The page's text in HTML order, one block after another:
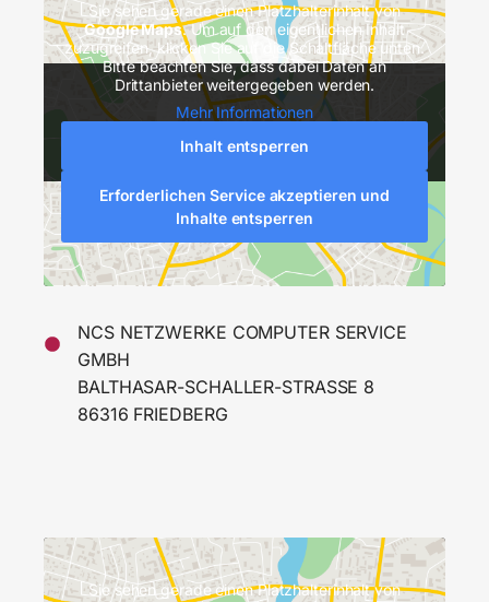
Sie sehen gerade einen Platzhalterinhalt von
Google Maps. Um auf den eigentlichen Inhalt
zuzugreifen, klicken Sie auf die Schaltfläche unten.
Bitte beachten Sie, dass dabei Daten an
Drittanbieter weitergegeben werden.
Mehr Informationen
Inhalt entsperren
Erforderlichen Service akzeptieren und
Inhalte entsperren
NCS NETZWERKE COMPUTER SERVICE
GMBH
BALTHASAR-SCHALLER-STRASSE 8
86316 FRIEDBERG
Sie sehen gerade einen Platzhalterinhalt von